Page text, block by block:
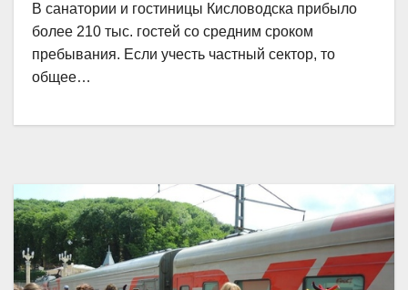
В санатории и гостиницы Кисловодска прибыло
более 210 тыс. гостей со средним сроком
пребывания. Если учесть частный сектор, то
общее…